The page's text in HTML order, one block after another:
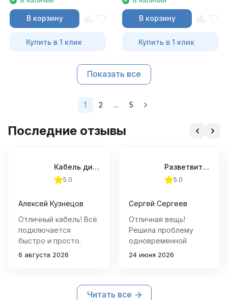
В корзину
Купить в 1 клик
В корзину
Купить в 1 клик
Показать все
1 2 ... 5
Последние отзывы
Кабель диагностический ГАЗ 24 для АВТОАС
5.0
Алексей Кузнецов
Отличный кабель! Всё
подключается
быстро и просто.
Работает стабильно,
6 августа 2026
Разветвитель OBD2
5.0
Сергей Сергеев
Отличная вещь!
Решила проблему
одновременной
работы нескольких
изготовления
хорошее, все
24 июня 2026
Читать все